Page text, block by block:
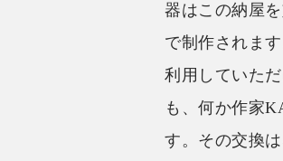
器はこの納屋
で制作されま
利用していた
も、何か作家
す。その交換